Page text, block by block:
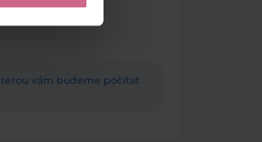
vám budeme počítat